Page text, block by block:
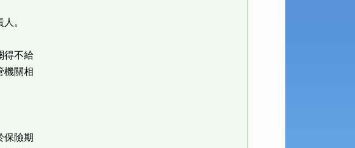
。
得不給
機關相
保險期